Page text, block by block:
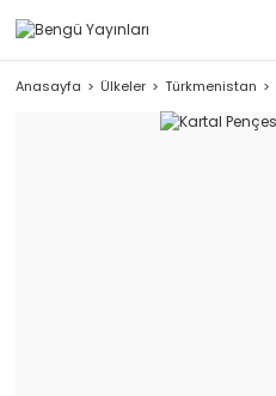
Anasayfa Ülkeler Türkmenistan